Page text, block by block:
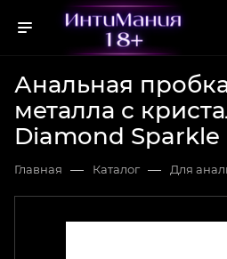
Анальная
металла с
Diamond Sparkle
Главная — Каталог — Для